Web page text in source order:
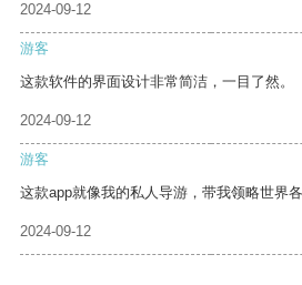
2024-09-12
游客
这款软件的界面设计非常简洁，一目了然。
2024-09-12
游客
这款app就像我的私人导游，带我领略世界各
2024-09-12